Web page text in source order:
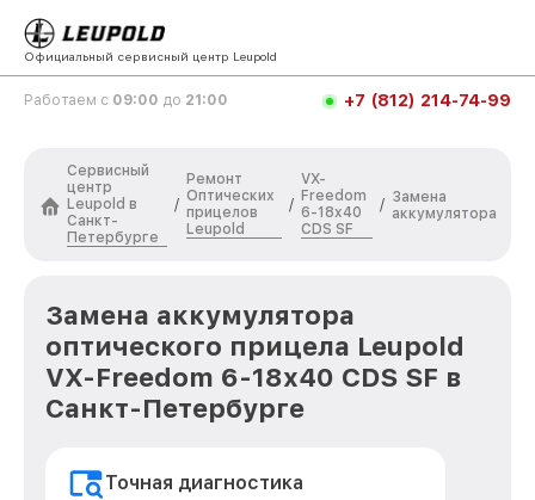
Официальный сервисный центр Leupold
Работаем с 09:00 до 21:00 +7 (812) 214-74-99
Сервисный
центр
Leupold в
Санкт-
Петербурге
/
Ремонт
Оптических
прицелов
Leupold
/
VX-
Freedom
6-18x40
CDS SF
/ Замена
аккумулятора
Замена аккумулятора
оптического прицела Leupold
VX-Freedom 6-18x40 CDS SF в
Санкт-Петербурге
Точная диагностика